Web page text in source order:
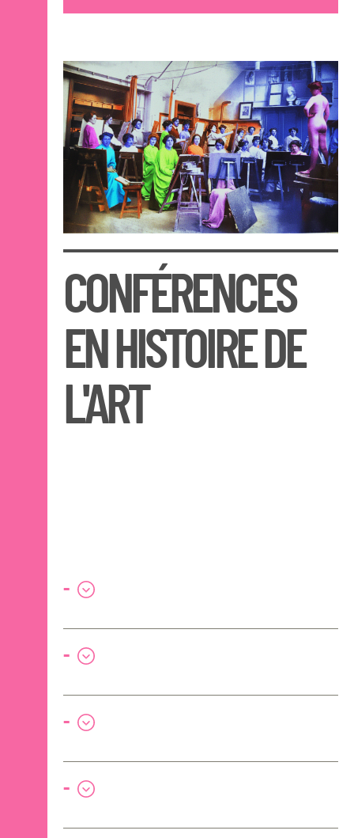
Cours publics Nantes
Éducation artistique et
culturelle
Programme histoire de
l'art et arts plastiques
Cours publics Saint-
Nazaire
Éducation artistique et
culturelle
La Cité du dessin
OPEN SCHOOL
CONTACTS
CONFÉRENCES
EN HISTOIRE DE
L'ART
-
-
-
-